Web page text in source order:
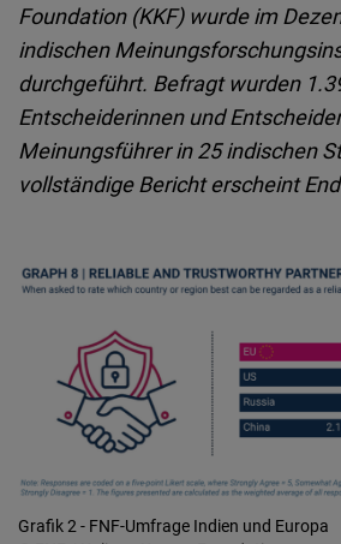
Foundation (KKF) wurde im
indischen
durchgeführt. Befragt wurden
Entscheiderinnen und
Meinungsführer in 25 indischen
vollständige Bericht erscheint
Grafik 2 - FNF-Umfrage Indien und Europa